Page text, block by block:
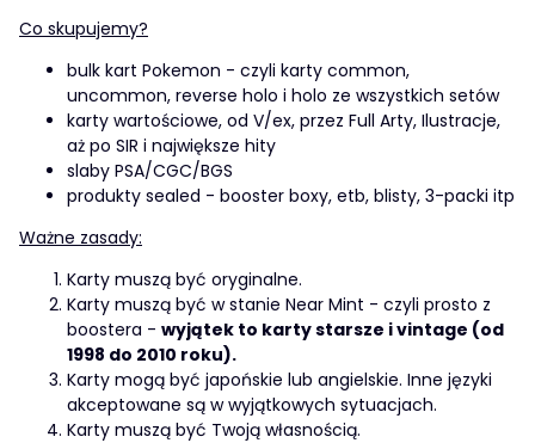
Co skupujemy?
bulk kart Pokemon - czyli karty common,
uncommon, reverse holo i holo ze wszystkich setów
karty wartościowe, od V/ex, przez Full Arty, Ilustracje,
aż po SIR i największe hity
slaby PSA/CGC/BGS
produkty sealed - booster boxy, etb, blisty, 3-packi itp
Ważne zasady:
Karty muszą być oryginalne.
Karty muszą być w stanie Near Mint - czyli prosto z
boostera - wyjątek to karty starsze i vintage (od
1998 do 2010 roku).
Karty mogą być japońskie lub angielskie. Inne języki
akceptowane są w wyjątkowych sytuacjach.
Karty muszą być Twoją własnością.